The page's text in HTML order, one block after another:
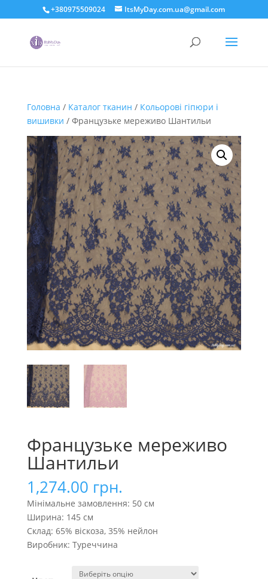
+380975509024 ItsMyDay.com.ua@gmail.com
Головна / Каталог тканин / Кольорові гіпюри і
вишивки / Французьке мереживо Шантильи
Французьке мереживо
Шантильи
1,274.00 грн.
Мінімальне замовлення: 50 см
Ширина: 145 см
Склад: 65% віскоза, 35% нейлон
Виробник: Туреччина